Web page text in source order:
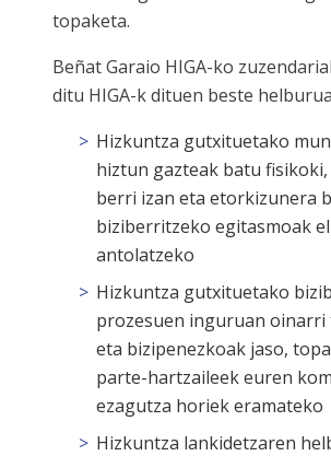
topaketa.
Beñat Garaio HIGA-ko
ditu HIGA-k dituen beste
Hizkuntza gutxituetako
hiztun gazteak batu
berri izan eta etorkizunera
biziberritzeko egitasmoak
antolatzeko
Hizkuntza gutxituetako
prozesuen inguruan
eta bizipenezkoak jaso,
parte-hartzaileek euren
ezagutza horiek eramateko
Hizkuntza lankidetzaren